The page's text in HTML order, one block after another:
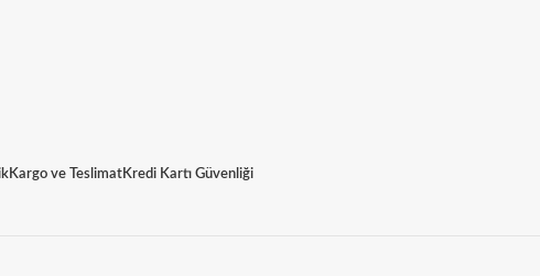
Kargo ve TeslimatKredi Kartı Güvenliği